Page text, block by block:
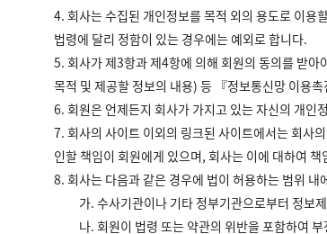
4. 회사는 수집된 개인정보를 목적 외의 용도로 이용
법령에 달리 정함이 있는 경우에는 예외로 합니다.
5. 회사가 제3항과 제4항에 의해 회원의 동의를 받
목적 및 제공할 정보의 내용) 등 『정보통신망 이용
6. 회원은 언제든지 회사가 가지고 있는 자신의 개인
7. 회사의 사이트 이외의 링크된 사이트에서는 회사
인할 책임이 회원에게 있으며, 회사는 이에 대하여 책
8. 회사는 다음과 같은 경우에 법이 허용하는 범위
가. 수사기관이나 기타 정부기관으로부터 정보
나. 회원이 법령 또는 약관의 위반을 포함하여